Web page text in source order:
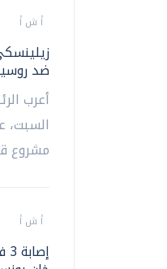
أ ش أ
ضد
أعرب
السبت،
مشروع
أ ش أ